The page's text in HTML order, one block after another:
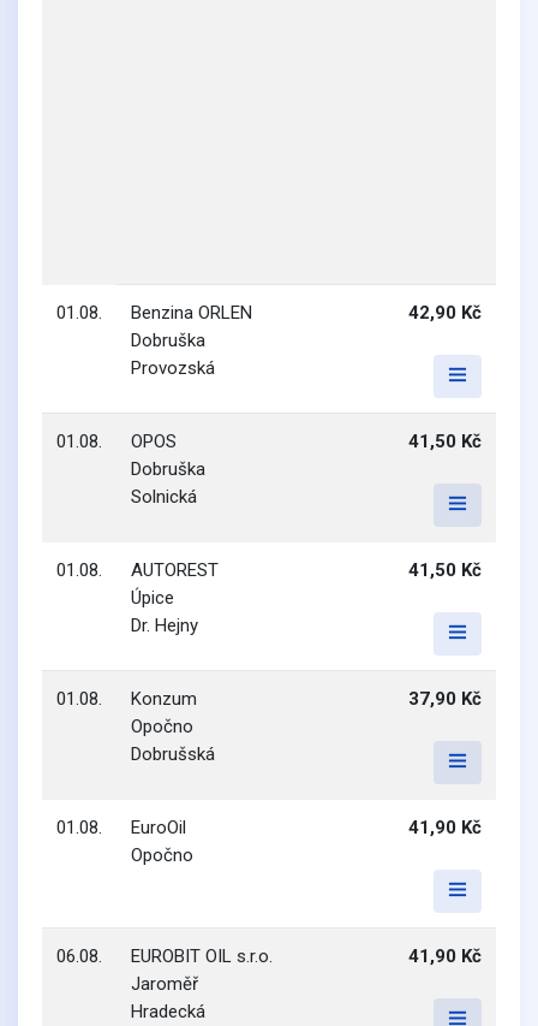
01.08.
Benzina ORLEN
Dobruška
Provozská
42,90 Kč
01.08.
OPOS
Dobruška
Solnická
41,50 Kč
01.08.
AUTOREST
Úpice
Dr. Hejny
41,50 Kč
01.08.
Konzum
Opočno
Dobrušská
37,90 Kč
01.08.
EuroOil
Opočno
41,90 Kč
06.08.
EUROBIT OIL s.r.o.
Jaroměř
Hradecká
41,90 Kč